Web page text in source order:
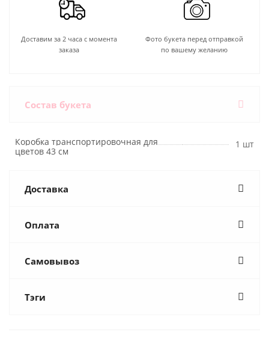
Доставим за 2 часа с момента
заказа
Фото букета перед отправкой
по вашему желанию
Состав букета
Коробка транспортировочная для
цветов 43 см
1 шт
Доставка
Оплата
Самовывоз
Тэги